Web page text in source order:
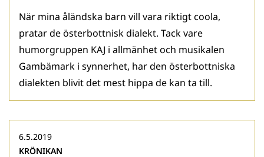
När mina åländska barn vill vara riktigt coola,
pratar de österbottnisk dialekt. Tack vare
humorgruppen KAJ i allmänhet och musikalen
Gambämark i synnerhet, har den österbottniska
dialekten blivit det mest hippa de kan ta till.
6.5.2019
KRÖNIKAN